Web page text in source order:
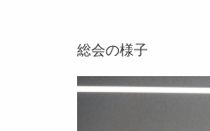
総会の様子